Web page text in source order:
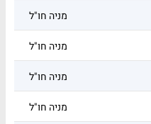
מניה חו"ל
מניה חו"ל
מניה חו"ל
מניה חו"ל